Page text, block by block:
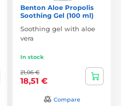
Benton Aloe Propolis
Soothing Gel (100 ml)
Soothing gel with aloe
vera
In stock
21,06 €
18,51 €
Compare